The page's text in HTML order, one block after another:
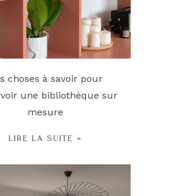
choses à savoir pour
une bibliothèque sur
mesure
LIRE LA SUITE »